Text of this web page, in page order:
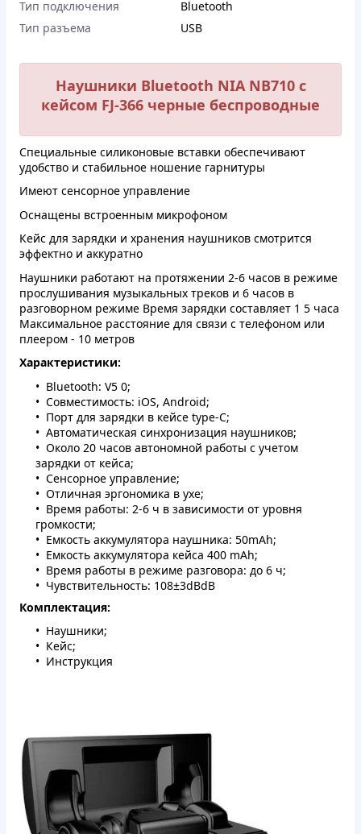
Тип подключения
Bluetooth
Тип разъема
USB
Наушники Bluetooth NIA NB710 с
кейсом FJ-366 черные беспроводные
Специальные силиконовые вставки обеспечивают
удобство и стабильное ношение гарнитуры
Имеют сенсорное управление
Оснащены встроенным микрофоном
Кейс для зарядки и хранения наушников смотрится
эффектно и аккуратно
Наушники работают на протяжении 2-6 часов в режиме
прослушивания музыкальных треков и 6 часов в
разговорном режиме Время зарядки составляет 1 5 часа
Максимальное расстояние для связи с телефоном или
плеером - 10 метров
Характеристики:
Bluetooth: V5 0;
Совместимость: iOS, Android;
Порт для зарядки в кейсе type-C;
Автоматическая синхронизация наушников;
Около 20 часов автономной работы с учетом
зарядки от кейса;
Сенсорное управление;
Отличная эргономика в ухе;
Время работы: 2-6 ч в зависимости от уровня
громкости;
Емкость аккумулятора наушника: 50mAh;
Емкость аккумулятора кейса 400 mAh;
Время работы в режиме разговора: до 6 ч;
Чувствительность: 108±3dBdB
Комплектация:
Наушники;
Кейс;
Инструкция